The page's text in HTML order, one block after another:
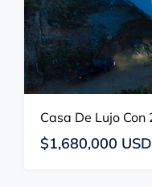
$1,680,000 USD